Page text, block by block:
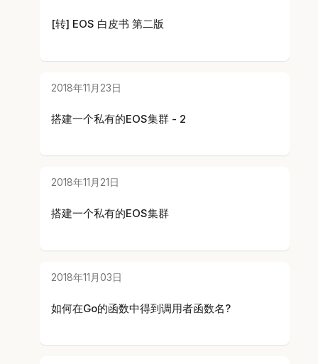
[转] EOS 白皮书 第二版
2018年11月23日
搭建一个私有的EOS集群 - 2
2018年11月21日
搭建一个私有的EOS集群
2018年11月03日
如何在Go的函数中得到调用者函数名?